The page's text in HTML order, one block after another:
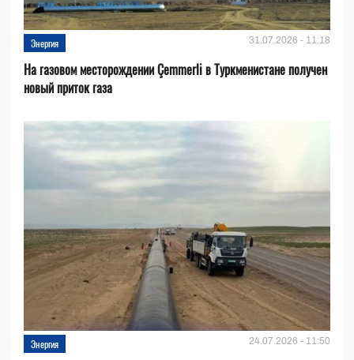
Энергия 31.07.2026 - 11:18
На газовом месторождении Çemmerli в Туркменистане получен
новый приток газа
Энергия 24.07.2026 - 11:50